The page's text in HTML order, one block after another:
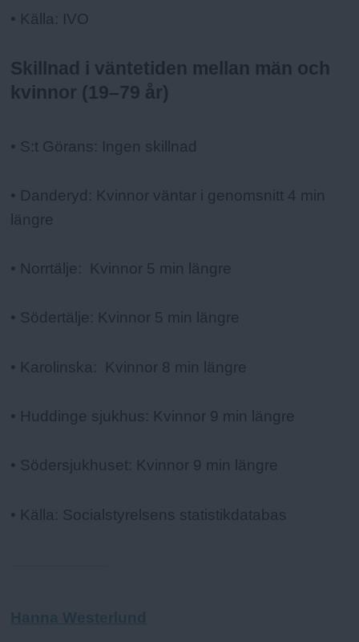
• Källa: IVO
Skillnad i väntetiden mellan män och
kvinnor (19–79 år)
• S:t Görans: Ingen skillnad
• Danderyd: Kvinnor väntar i genomsnitt 4 min
längre
• Norrtälje: Kvinnor 5 min längre
• Södertälje: Kvinnor 5 min längre
• Karolinska: Kvinnor 8 min längre
• Huddinge sjukhus: Kvinnor 9 min längre
• Södersjukhuset: Kvinnor 9 min längre
• Källa: Socialstyrelsens statistikdatabas
Hanna Westerlund